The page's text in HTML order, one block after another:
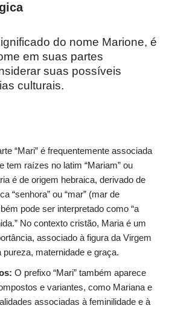
do nome Marione, é
em suas partes
suas possíveis
culturais.
“Mari” é frequentemente associada
tem raízes no latim “Mariam” ou
é de origem hebraica, derivado de
“senhora” ou “mar” (mar de
pode ser interpretado como “a
No contexto cristão, Maria é um
associado à figura da Virgem
maternidade e graça.
O prefixo “Mari” também aparece
e variantes, como Mariana e
associadas à feminilidade e à